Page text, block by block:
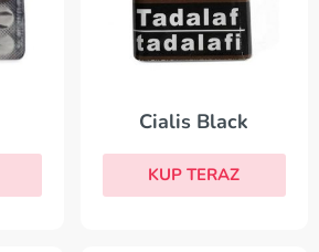
Cialis Black
KUP TERAZ